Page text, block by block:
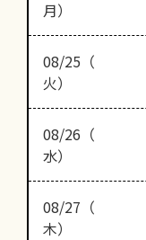
月）
08/25（
火）
08/26（
水）
08/27（
木）